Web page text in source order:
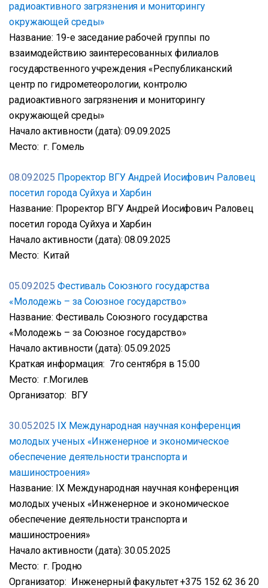
радиоактивного загрязнения и мониторингу
окружающей среды»
Название: 19-е заседание рабочей группы по
взаимодействию заинтересованных филиалов
государственного учреждения «Республиканский
центр по гидрометеорологии, контролю
радиоактивного загрязнения и мониторингу
окружающей среды»
Начало активности (дата): 09.09.2025
Место: г. Гомель
08.09.2025 Проректор ВГУ Андрей Иосифович Раловец
посетил города Суйхуа и Харбин
Название: Проректор ВГУ Андрей Иосифович Раловец
посетил города Суйхуа и Харбин
Начало активности (дата): 08.09.2025
Место: Китай
05.09.2025 Фестиваль Союзного государства
«Молодежь – за Союзное государство»
Название: Фестиваль Союзного государства
«Молодежь – за Союзное государство»
Начало активности (дата): 05.09.2025
Краткая информация: 7го сентября в 15:00
Место: г.Могилев
Организатор: ВГУ
30.05.2025 IX Международная научная конференция
молодых ученых «Инженерное и экономическое
обеспечение деятельности транспорта и
машиностроения»
Название: IX Международная научная конференция
молодых ученых «Инженерное и экономическое
обеспечение деятельности транспорта и
машиностроения»
Начало активности (дата): 30.05.2025
Место: г. Гродно
Организатор: Инженерный факультет +375 152 62 36 20